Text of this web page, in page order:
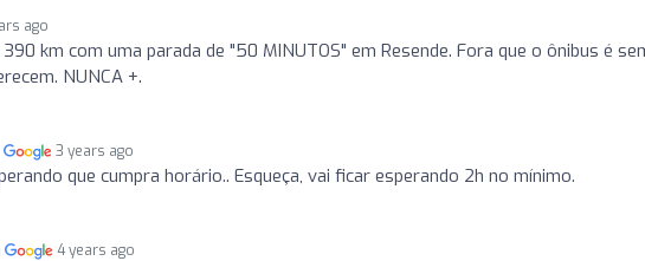
ago
km com uma parada de "50 MINUTOS" em Resende. Fora que o ônibus é
NUNCA +.
3 years ago
que cumpra horário.. Esqueça, vai ficar esperando 2h no mínimo.
4 years ago